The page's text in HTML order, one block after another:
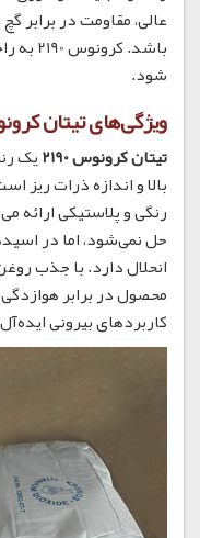
عالی، مقاومت در برابر
باشد.
شود.
ویژگی‌های تیتان کرونوس
تیتان کرونوس 2190
یک
بالا و اندازه ذرات
رنگی و پلاستیکی ارائه
حل نمی‌شود، اما در
انحلال دارد. با جذب
محصول در برابر
کاربردهای بیرونی